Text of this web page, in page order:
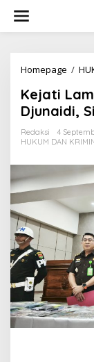
w
Homepage /
Kejati
Djunaidi,
Redaksi
4
HUKUM DAN